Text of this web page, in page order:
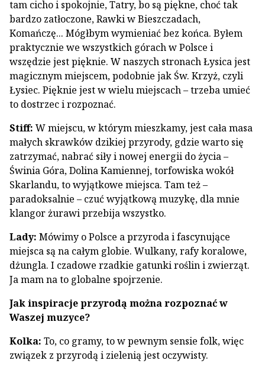
tam cicho i spokojnie, Tatry, bo są piękne, choć tak
bardzo zatłoczone, Rawki w Bieszczadach,
Komańczę... Mógłbym wymieniać bez końca. Byłem
praktycznie we wszystkich górach w Polsce i
wszędzie jest pięknie. W naszych stronach Łysica jest
magicznym miejscem, podobnie jak Św. Krzyż, czyli
Łysiec. Pięknie jest w wielu miejscach – trzeba umieć
to dostrzec i rozpoznać.
Stiff: W miejscu, w którym mieszkamy, jest cała masa
małych skrawków dzikiej przyrody, gdzie warto się
zatrzymać, nabrać siły i nowej energii do życia –
Świnia Góra, Dolina Kamiennej, torfowiska wokół
Skarlandu, to wyjątkowe miejsca. Tam też –
paradoksalnie – czuć wyjątkową muzykę, dla mnie
klangor żurawi przebija wszystko.
Lady: Mówimy o Polsce a przyroda i fascynujące
miejsca są na całym globie. Wulkany, rafy koralowe,
dżungla. I czadowe rzadkie gatunki roślin i zwierząt.
Ja mam na to globalne spojrzenie.
Jak inspiracje przyrodą można rozpoznać w
Waszej muzyce?
Kolka: To, co gramy, to w pewnym sensie folk, więc
związek z przyrodą i zielenią jest oczywisty.